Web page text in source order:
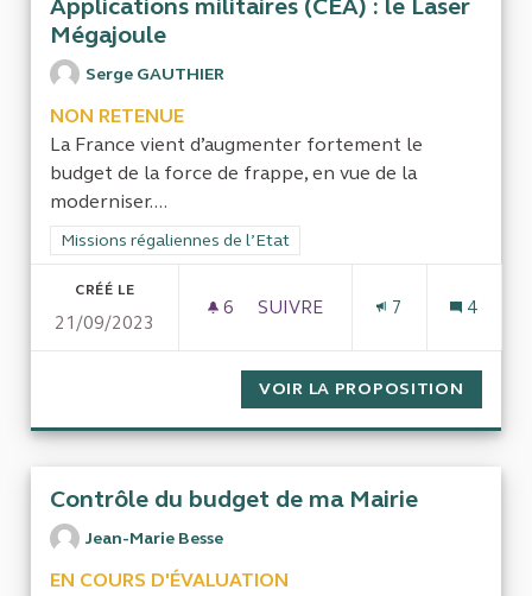
Applications militaires (CEA) : le Laser
Mégajoule
Serge GAUTHIER
NON RETENUE
La France vient d’augmenter fortement le
budget de la force de frappe, en vue de la
moderniser....
Filtrer les résultats de la catégorie : Missions régaliennes de
Missions régaliennes de l’Etat
CRÉÉ LE
21/09/2023
6 6 ABONNÉS
SUIVRE
7 4
VOIR LA PROPOSITION
Contrôle du budget de ma Mairie
Jean-Marie Besse
EN COURS D'ÉVALUATION